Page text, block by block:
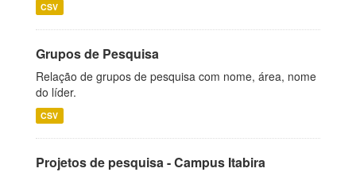
CSV
Grupos de Pesquisa
Relação de grupos de pesquisa com nome, área, nome
do líder.
CSV
Projetos de pesquisa - Campus Itabira